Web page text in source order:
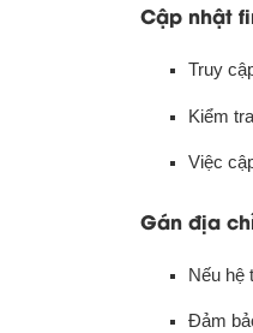
Cập nhật
Truy
Kiểm
Việc
Gán địa
Nếu hệ
Đảm